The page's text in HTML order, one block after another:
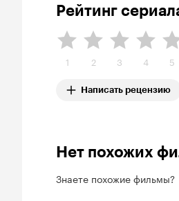
Рейтинг
1 2 3 4 5
Написать рецензию
Нет похожих
Знаете похожие фильмы?